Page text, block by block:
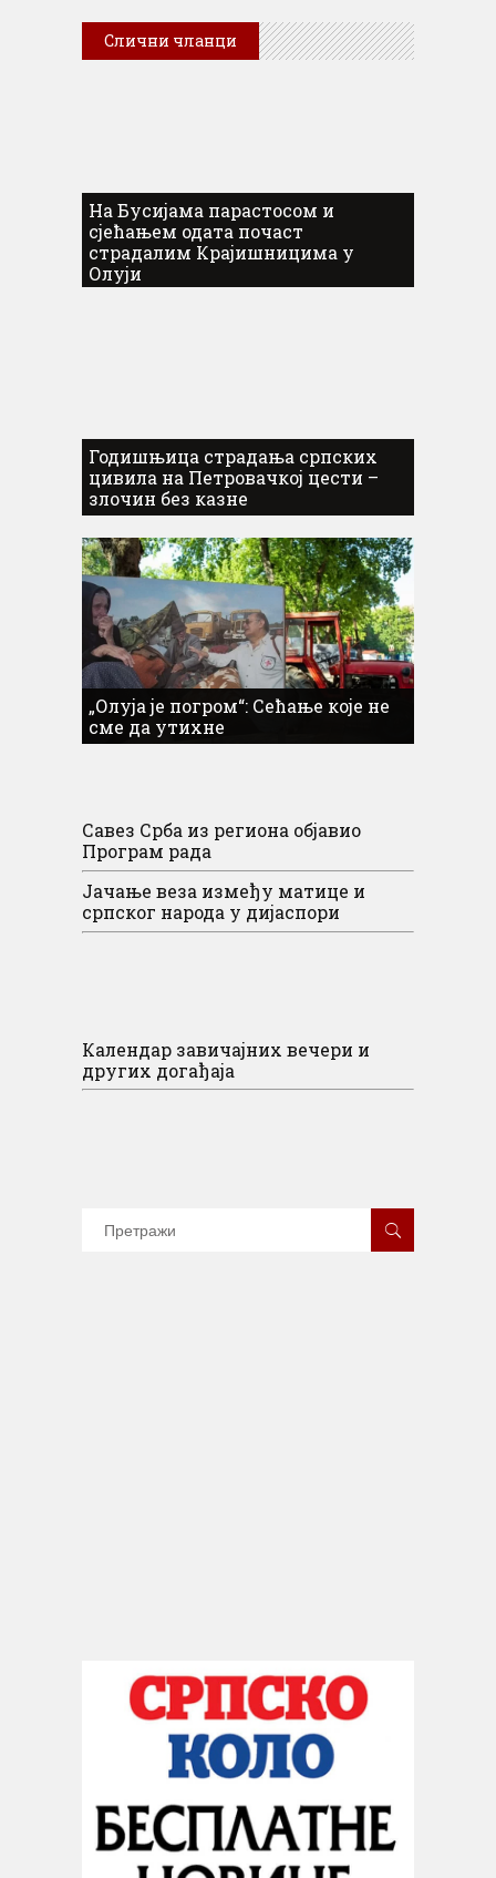
Слични чланци
На Бусијама парастосом и
сјећањем одата почаст
страдалим Крајишницима у
Олуји
Годишњица страдања српских
цивила на Петровачкој цести –
злочин без казне
„Олуја је погром“: Сећање које не
сме да утихне
Савез Срба из региона објавио
Програм рада
Јачање веза између матице и
српског народа у дијаспори
Календар завичајних вечери и
других догађаја